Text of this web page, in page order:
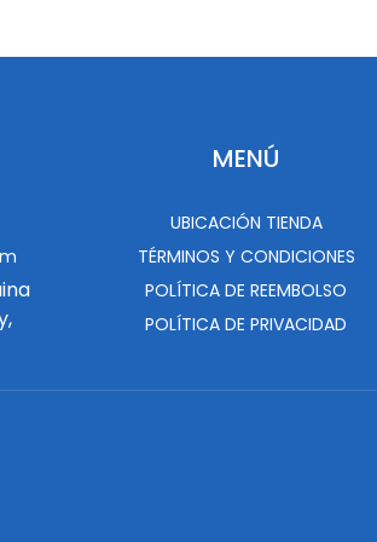
MENÚ
UBICACIÓN TIENDA
TÉRMINOS Y CONDICIONES
POLÍTICA DE REEMBOLSO
POLÍTICA DE PRIVACIDAD